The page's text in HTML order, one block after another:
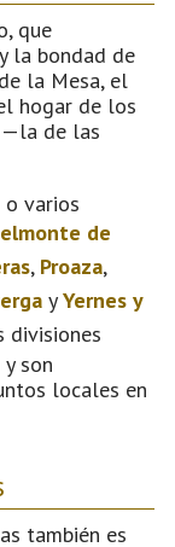
que
la bondad de
la Mesa, el
hogar de los
—la de las
o varios
de
, Proaza,
yYernes y
divisiones
son
locales en
también es